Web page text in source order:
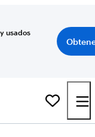
usados